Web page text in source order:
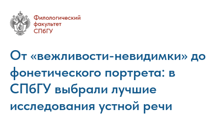
От «вежливости-невидимки» до
фонетического портрета: в
СПбГУ выбрали лучшие
исследования устной речи